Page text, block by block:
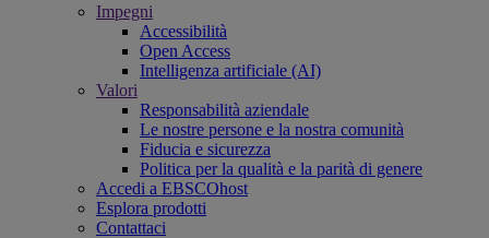
Impegni
Accessibilità
Open Access
Intelligenza artificiale (AI)
Valori
Responsabilità aziendale
Le nostre persone e la nostra comunità
Fiducia e sicurezza
Politica per la qualità e la parità di genere
Accedi a EBSCOhost
Esplora prodotti
Contattaci